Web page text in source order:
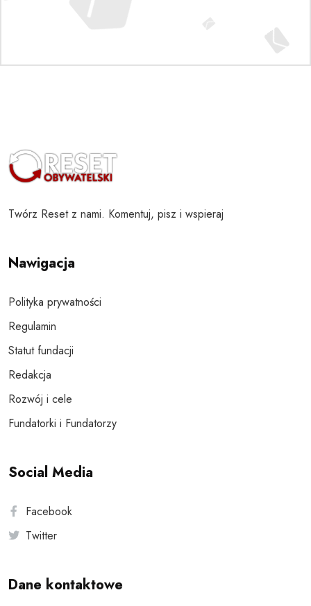
Twórz Reset z nami. Komentuj, pisz i wspieraj
Nawigacja
Polityka prywatności
Regulamin
Statut fundacji
Redakcja
Rozwój i cele
Fundatorki i Fundatorzy
Social Media
Facebook
Twitter
Dane kontaktowe